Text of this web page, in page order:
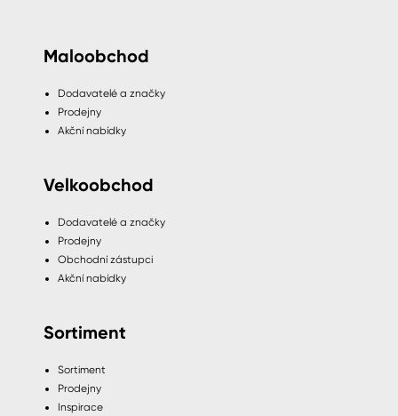
Maloobchod
Dodavatelé a značky
Prodejny
Akční nabídky
Velkoobchod
Dodavatelé a značky
Prodejny
Obchodní zástupci
Akční nabídky
Sortiment
Sortiment
Prodejny
Inspirace